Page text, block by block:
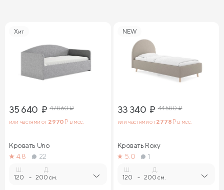
Хит
35 640 ₽ 47 860₽
или частями от 2 970₽ в мес.
Кровать Uno
4.8
22
Ш.
120 -
Д.
200 см.
NEW
33 340 ₽ 44 580₽
или частями от2 778₽ в мес.
Кровать Roxy
5.0
1
Ш.
120 -
Д.
200 см.